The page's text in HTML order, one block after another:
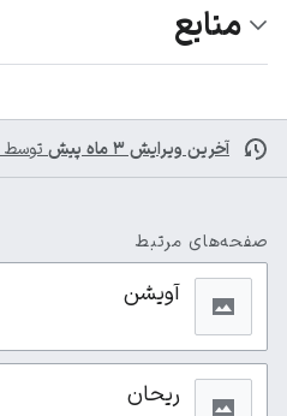
منابع
آخرین ویرایش ۳ ماه پیش توسط
صفحه‌های مرتبط
آویشن
ریحان